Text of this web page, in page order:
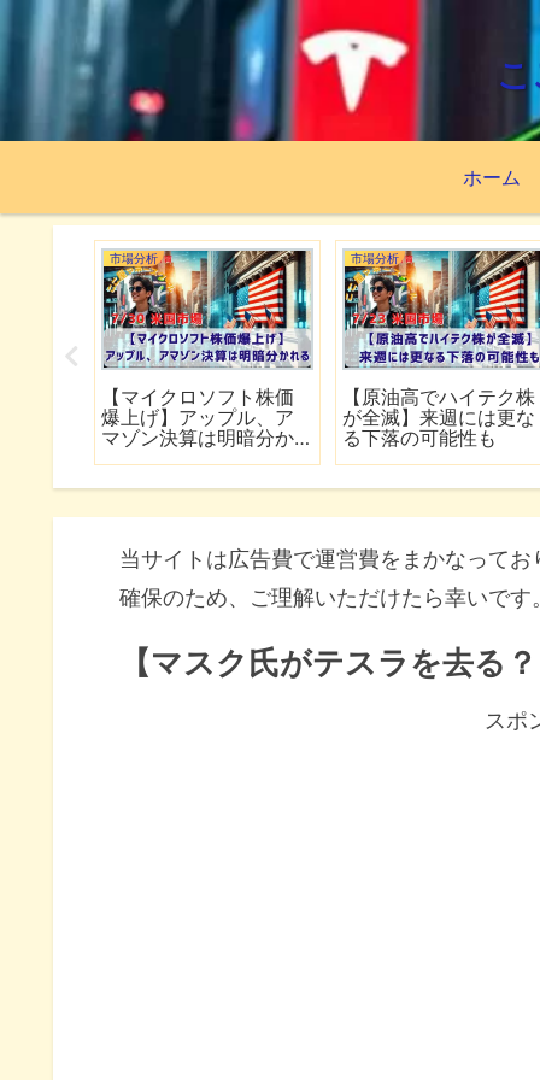
ホーム
市場分析
【マイクロソフト株価
爆上げ】アップル、ア
マゾン決算は明暗分か
市場分析
【原油高でハイテク株
が全滅】来週には更な
る下落の可能性も
当サイトは広告費で運営費をまかなって
確保のため、ご理解いただけたら幸いです
【マスク氏がテスラを去る
スポ